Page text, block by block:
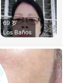
69 岁
Los Baños